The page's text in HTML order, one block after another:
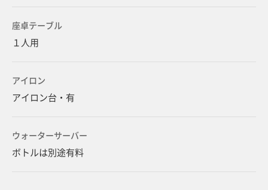
座卓テーブル
１人用
アイロン
アイロン台・有
ウォーターサーバー
ボトルは別途有料